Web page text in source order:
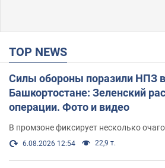
TOP NEWS
Силы обороны поразили НПЗ
Башкортостане: Зеленский
операции. Фото и видео
В промзоне фиксирует несколько
6.08.2026 12:54 22,9 т.